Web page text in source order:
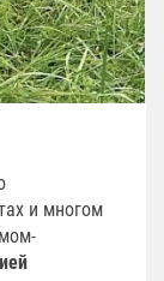
и многом